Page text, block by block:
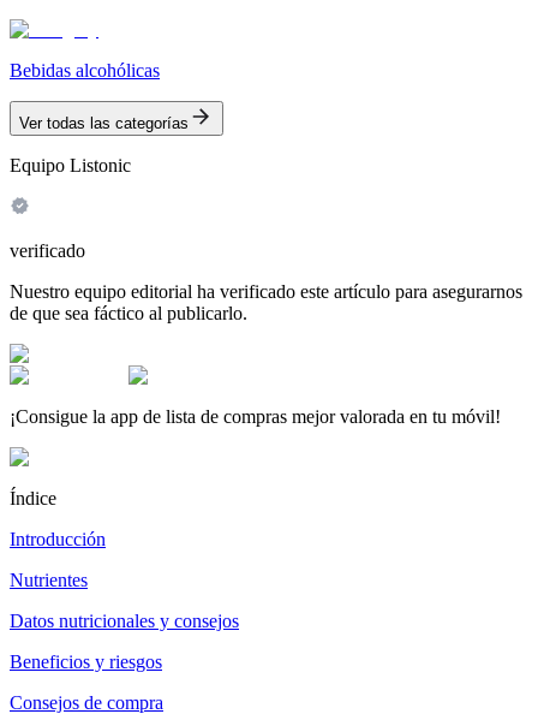
Bebidas alcohólicas
Ver todas las categorías
Equipo Listonic
verificado
Nuestro equipo editorial ha verificado este artículo para asegurarnos
de que sea fáctico al publicarlo.
¡Consigue la app de lista de compras mejor valorada en tu móvil!
Índice
Introducción
Nutrientes
Datos nutricionales y consejos
Beneficios y riesgos
Consejos de compra